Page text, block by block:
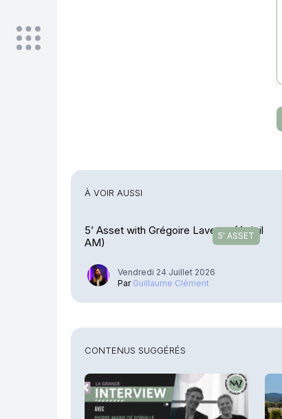
À VOIR AUSSI
5' ASSET
5’ Asset with Grégoire Laverne (Apicil
AM)
Vendredi 24 Juillet 2026
Par Guillaume Clément
CONTENUS SUGGÉRÉS